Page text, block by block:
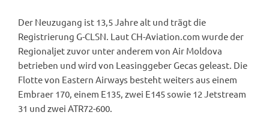
Der Neuzugang ist 13,5 Jahre alt und trägt die
Registrierung G-CLSN. Laut CH-Aviation.com wurde der
Regionaljet zuvor unter anderem von Air Moldova
betrieben und wird von Leasinggeber Gecas geleast. Die
Flotte von Eastern Airways besteht weiters aus einem
Embraer 170, einem E135, zwei E145 sowie 12 Jetstream
31 und zwei ATR72-600.